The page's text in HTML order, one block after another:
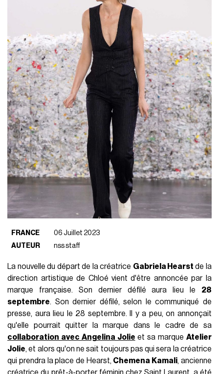
FRANCE
06 Juillet 2023
AUTEUR
nss staff
La nouvelle du départ de la créatrice Gabriela Hearst de la
direction artistique de Chloé vient d'être annoncée par la
marque française. Son dernier défilé aura lieu le 28
septembre. Son dernier défilé, selon le communiqué de
presse, aura lieu le 28 septembre. Il y a peu, on annonçait
qu'elle pourrait quitter la marque dans le cadre de sa
collaboration avec Angelina Jolie et sa marque Atelier
Jolie, et alors qu'on ne sait toujours pas qui sera la créatrice
qui prendra la place de Hearst, Chemena Kamali, ancienne